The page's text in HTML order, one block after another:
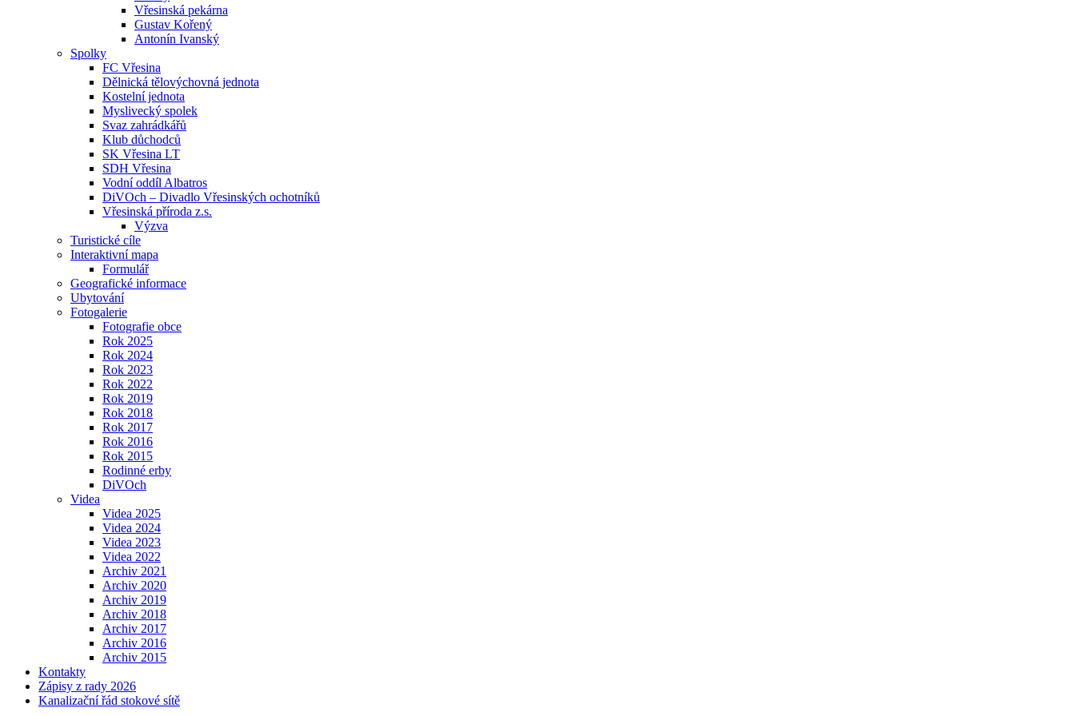
Vřesinská pekárna
Gustav Kořený
Antonín Ivanský
Spolky
FC Vřesina
Dělnická tělovýchovná jednota
Kostelní jednota
Myslivecký spolek
Svaz zahrádkářů
Klub důchodců
SK Vřesina LT
SDH Vřesina
Vodní oddíl Albatros
DiVOch – Divadlo Vřesinských ochotníků
Vřesinská příroda z.s.
Výzva
Turistické cíle
Interaktivní mapa
Formulář
Geografické informace
Ubytování
Fotogalerie
Fotografie obce
Rok 2025
Rok 2024
Rok 2023
Rok 2022
Rok 2019
Rok 2018
Rok 2017
Rok 2016
Rok 2015
Rodinné erby
DiVOch
Videa
Videa 2025
Videa 2024
Videa 2023
Videa 2022
Archiv 2021
Archiv 2020
Archiv 2019
Archiv 2018
Archiv 2017
Archiv 2016
Archiv 2015
Kontakty
Zápisy z rady 2026
Kanalizační řád stokové sítě